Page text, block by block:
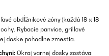
obdĺžnikové zóny (každá 18 x 18
Rybacie panvice, grillové
doske pohodlne zmestia.
Okraj varnej dosky zostáva